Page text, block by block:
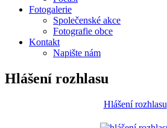
Fotogalerie
Společenské akce
Fotografie obce
Kontakt
Napište nám
Hlášení rozhlasu
Hlášení rozhlasu